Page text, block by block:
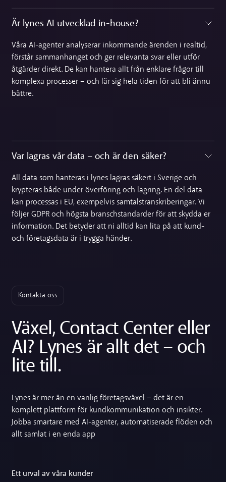
Toggle accordion
Är lynes AI utvecklad in-house?‍
Våra AI-agenter analyserar inkommande ärenden i realtid,
förstår sammanhanget och ger relevanta svar eller utför
åtgärder direkt. De kan hantera allt från enklare frågor till
komplexa processer – och lär sig hela tiden för att bli ännu
bättre.
Toggle accordion
Var lagras vår data – och är den säker?
All data som hanteras i lynes lagras säkert i Sverige och
krypteras både under överföring och lagring. En del data
kan processas i EU, exempelvis samtalstranskriberingar. Vi
följer GDPR och högsta branschstandarder för att skydda er
information. Det betyder att ni alltid kan lita på att kund-
och företagsdata är i trygga händer.
Kontakta oss
Växel, Contact Center eller
AI? Lynes är allt det – och
lite till.
Lynes är mer än en vanlig företagsväxel – det är en
komplett plattform för kundkommunikation och insikter.
Jobba smartare med AI-agenter, automatiserade flöden och
allt samlat i en enda app
Ett urval av våra kunder